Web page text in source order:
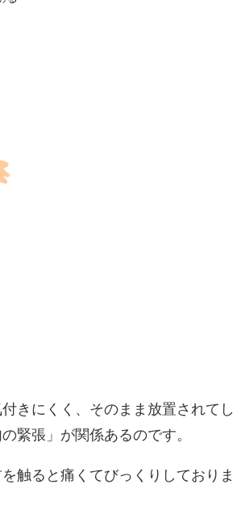
きにくく、そのまま放置されて
緊張」が関係あるのです。
触ると痛くてびっくりしておりま